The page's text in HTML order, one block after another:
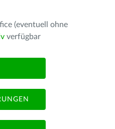
(eventuell ohne
verfügbar